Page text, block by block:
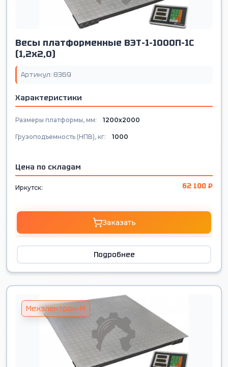
Весы платформенные ВЭТ-1-1000П-1С
(1,2х2,0)
Артикул: 8369
Характеристики
Размеры платформы, мм: 1200х2000
Грузоподъемность (НПВ), кг: 1000
Цена по складам
Иркутск: 62 100 ₽
Заказать
Подробнее
Мехэлектрон-М